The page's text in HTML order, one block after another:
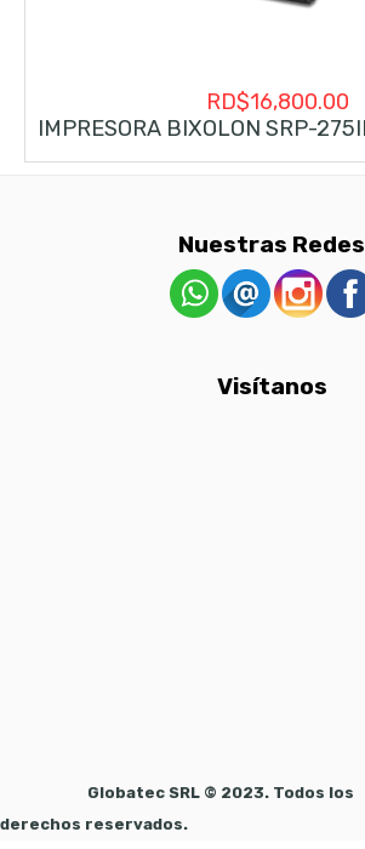
RD$16,800.00
Nuestras Redes
Visítanos
Globatec SRL © 2023. Todos los
derechos reservados.